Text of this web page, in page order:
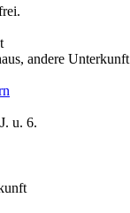
andere Unterkunft
u. 6.